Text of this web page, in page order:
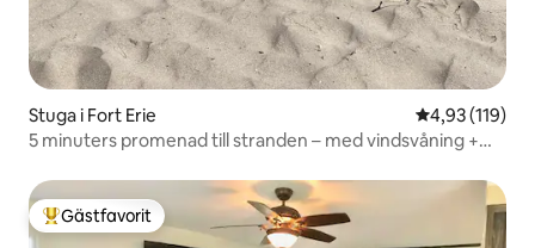
Stuga i Fort Erie 4,93 av 5 i
4,93 (119)
5 minuters promenad till stranden – med vindsvåning +
Populär gästfavorit
Gästfavorit